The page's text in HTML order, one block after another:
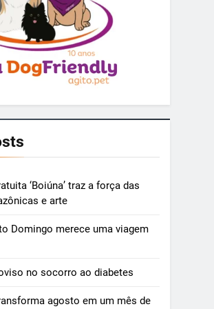
‘Boiúna’ traz a força das
e arte
Domingo merece uma viagem
no socorro ao diabetes
agosto em um mês de